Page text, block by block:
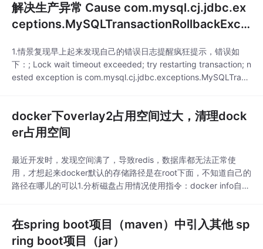
解决生产异常 Cause com.mysql.cj.jdbc.ex
ceptions.MySQLTransactionRollbackExce
1.情景复现早上起来发现自己的错误日志提醒疯狂提示，错误如
下：; Lock wait timeout exceeded; try restarting transaction; n
ested exception is com.mysql.cj.jdbc.exceptions.MySQLTrans
docker下overlay2占用空间过大，清理dock
er占用空间
最近开发时，发现空间满了，导致redis，数据库都无法正常使
用，才想起来docker默认的存储路径是在root下面，不知道自己的
路径在哪儿的可以1.分析磁盘占用情况使用指令：docker info自己
数据卷和网络，以及dangling镜像(即无ta
在spring boot项目（maven）中引入其他 sp
ring boot项目（jar）